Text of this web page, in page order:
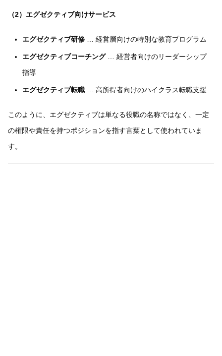
（2）エグゼクティブ向けサービス
エグゼクティブ研修… 経営層向けの特別な教育プログラム
エグゼクティブコーチング… 経営者向けのリーダーシップ
指導
エグゼクティブ転職… 高所得者向けのハイクラス転職支援
このように、エグゼクティブは単なる役職の名称ではなく、一定
の権限や責任を持つポジションを指す言葉として使われていま
す。